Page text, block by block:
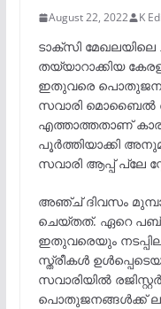
August 22, 2022 K
ടാക്സി
തയ്യാറാക്കിയ
ഇതുവരെ
സവാരി മൊബൈൽ
എത്താത്തതാണ്
പൂർത്തിയാക്കി
സവാരി ആപ്പ് പ്ലേ
അഞ്ച് ദിവസം
ചെയ്തത്. ഏറെ
ഇതുവരെയും
സ്ത്രീകൾ
സവാരിയിൽ
പൊതുജനങ്ങൾക്ക്